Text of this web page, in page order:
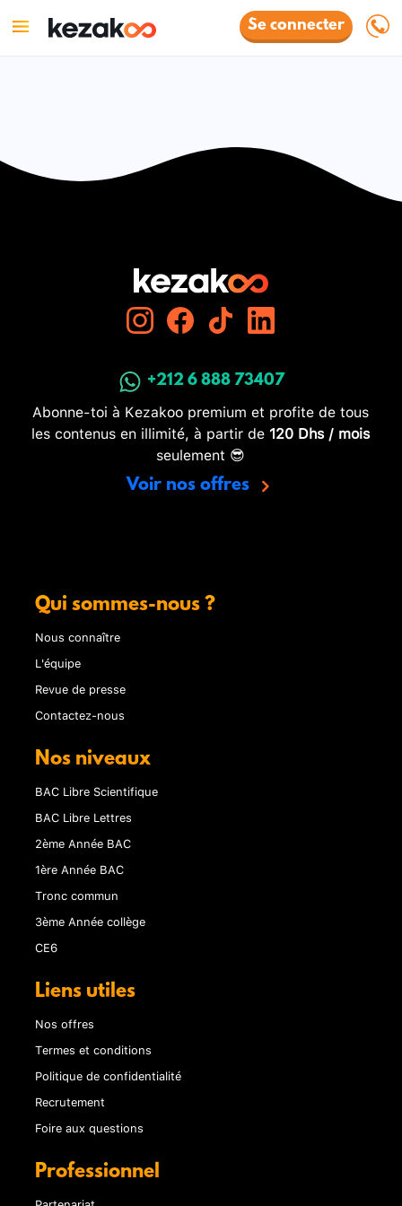
Se connecter
+212 6 888 73407
Abonne-toi à Kezakoo premium et profite de tous
les contenus en illimité, à partir de 120 Dhs / mois
seulement 😎
Voir nos offres
Qui sommes-nous ?
Nous connaître
L'équipe
Revue de presse
Contactez-nous
Nos niveaux
BAC Libre Scientifique
BAC Libre Lettres
2ème Année BAC
1ère Année BAC
Tronc commun
3ème Année collège
CE6
Liens utiles
Nos offres
Termes et conditions
Politique de confidentialité
Recrutement
Foire aux questions
Professionnel